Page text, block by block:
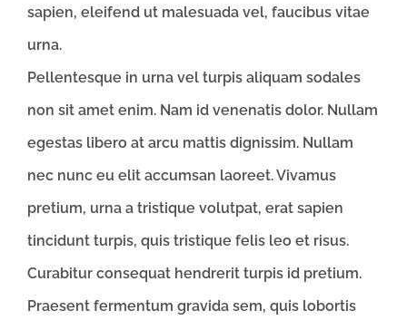
sapien, eleifend ut malesuada vel, faucibus vitae
urna.
Pellentesque in urna vel turpis aliquam sodales
non sit amet enim. Nam id venenatis dolor. Nullam
egestas libero at arcu mattis dignissim. Nullam
nec nunc eu elit accumsan laoreet. Vivamus
pretium, urna a tristique volutpat, erat sapien
tincidunt turpis, quis tristique felis leo et risus.
Curabitur consequat hendrerit turpis id pretium.
Praesent fermentum gravida sem, quis lobortis